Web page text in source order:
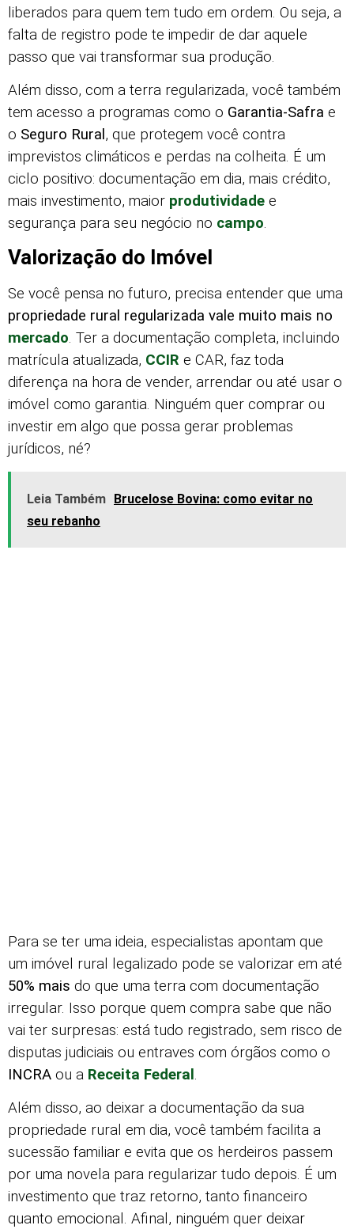
liberados para quem tem tudo em ordem. Ou seja, a
falta de registro pode te impedir de dar aquele
passo que vai transformar sua produção.
Além disso, com a terra regularizada, você também
tem acesso a programas como o Garantia-Safra e
o Seguro Rural , que protegem você contra
imprevistos climáticos e perdas na colheita. É um
ciclo positivo: documentação em dia, mais crédito,
mais investimento, maior produtividade e
segurança para seu negócio no campo.
Valorização do Imóvel
Se você pensa no futuro, precisa entender que uma
propriedade rural regularizada vale muito mais no
mercado. Ter a documentação completa, incluindo
matrícula atualizada, CCIR e CAR, faz toda
diferença na hora de vender, arrendar ou até usar o
imóvel como garantia. Ninguém quer comprar ou
investir em algo que possa gerar problemas
jurídicos, né?
Leia Também Brucelose Bovina: como evitar no
seu rebanho
Para se ter uma ideia, especialistas apontam que
um imóvel rural legalizado pode se valorizar em até
50% mais do que uma terra com documentação
irregular. Isso porque quem compra sabe que não
vai ter surpresas: está tudo registrado, sem risco de
disputas judiciais ou entraves com órgãos como o
INCRA ou a Receita Federal .
Além disso, ao deixar a documentação da sua
propriedade rural em dia, você também facilita a
sucessão familiar e evita que os herdeiros passem
por uma novela para regularizar tudo depois. É um
investimento que traz retorno, tanto financeiro
quanto emocional. Afinal, ninguém quer deixar